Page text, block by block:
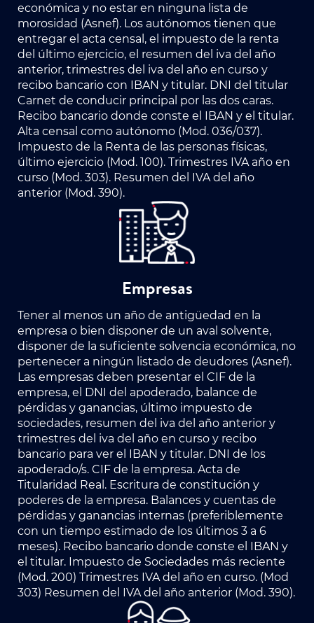
económica y no estar en ninguna lista de
morosidad (Asnef). Los autónomos tienen que
entregar el acta censal, el impuesto de la renta
del último ejercicio, el resumen del iva del año
anterior, trimestres del iva del año en curso y
recibo bancario con IBAN y titular. DNI del titular
Carnet de conducir principal por las dos caras.
Recibo bancario donde conste el IBAN y el titular.
Alta censal como autónomo (Mod. 036/037).
Impuesto de la Renta de las personas físicas,
último ejercicio (Mod. 100). Trimestres IVA año en
curso (Mod. 303). Resumen del IVA del año
anterior (Mod. 390).
Empresas
Tener al menos un año de antigüedad en la
empresa o bien disponer de un aval solvente,
disponer de la suficiente solvencia económica, no
pertenecer a ningún listado de deudores (Asnef).
Las empresas deben presentar el CIF de la
empresa, el DNI del apoderado, balance de
pérdidas y ganancias, último impuesto de
sociedades, resumen del iva del año anterior y
trimestres del iva del año en curso y recibo
bancario para ver el IBAN y titular. DNI de los
apoderado/s. CIF de la empresa. Acta de
Titularidad Real. Escritura de constitución y
poderes de la empresa. Balances y cuentas de
pérdidas y ganancias internas (preferiblemente
con un tiempo estimado de los últimos 3 a 6
meses). Recibo bancario donde conste el IBAN y
el titular. Impuesto de Sociedades más reciente
(Mod. 200) Trimestres IVA del año en curso. (Mod
303) Resumen del IVA del año anterior (Mod. 390).